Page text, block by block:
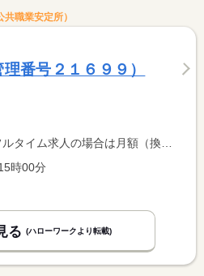
職業安定所）
番号２１６９９）
（換算額）、パート求人の場合は時間額を表示しています。
時00分
る (ハローワークより転載)